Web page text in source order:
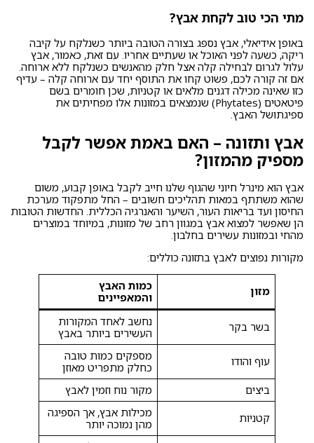
מתי הכי טוב לקחת אבץ?
באופן אידיאלי, אבץ נספג בצורה הטובה ביותר כשנלקח על קיבה
ריקה, כשעה לפני האוכל או שעתיים אחריו. עם זאת, כאמור, אבץ
עלול לגרום לבחילה קלה אצל חלק מהאנשים כשנלקח ללא ארוחה.
אם זה קורה לכם, פשוט קחו את התוסף יחד עם ארוחה קלה – עדיף
כזו שאינה מכילה דגנים מלאים או קטניות, שכן חומרים בשם
פיטאטים (Phytates) שנמצאים במזונות אלו מפחיתים את
ספיגתושל האבץ.
אבץ ותזונה – האם באמת אפשר לקבל
מספיק מהמזון?
אבץ הוא מינרל חיוני שהגוף שלנו חייב לקבל באופן קבוע, משום
שהוא משתתף במאות תהליכים חשובים – החל מתפקוד מערכת
החיסון ועד בריאות העור, השיער והאנרגיה הכללית. החדשות הטובות
הן שאפשר למצוא אבץ במגוון רחב של מזונות, במיוחד במוצרים
מהחי ובמזונות עשירים בחלבון.
מקורות נפוצים לאבץ בתזונה כוללים:
מזון
כמות האבץ
והמאפיינים
בשר בקר
נחשב לאחד המקורות
העשירים ביותר באבץ
עוף והודו
מספקים כמות טובה
כחלק מתפריט מאוזן
ביצים
מקור נוח וזמין לאבץ
קטניות
מכילות אבץ, אך הספיגה
מהן נמוכה יותר